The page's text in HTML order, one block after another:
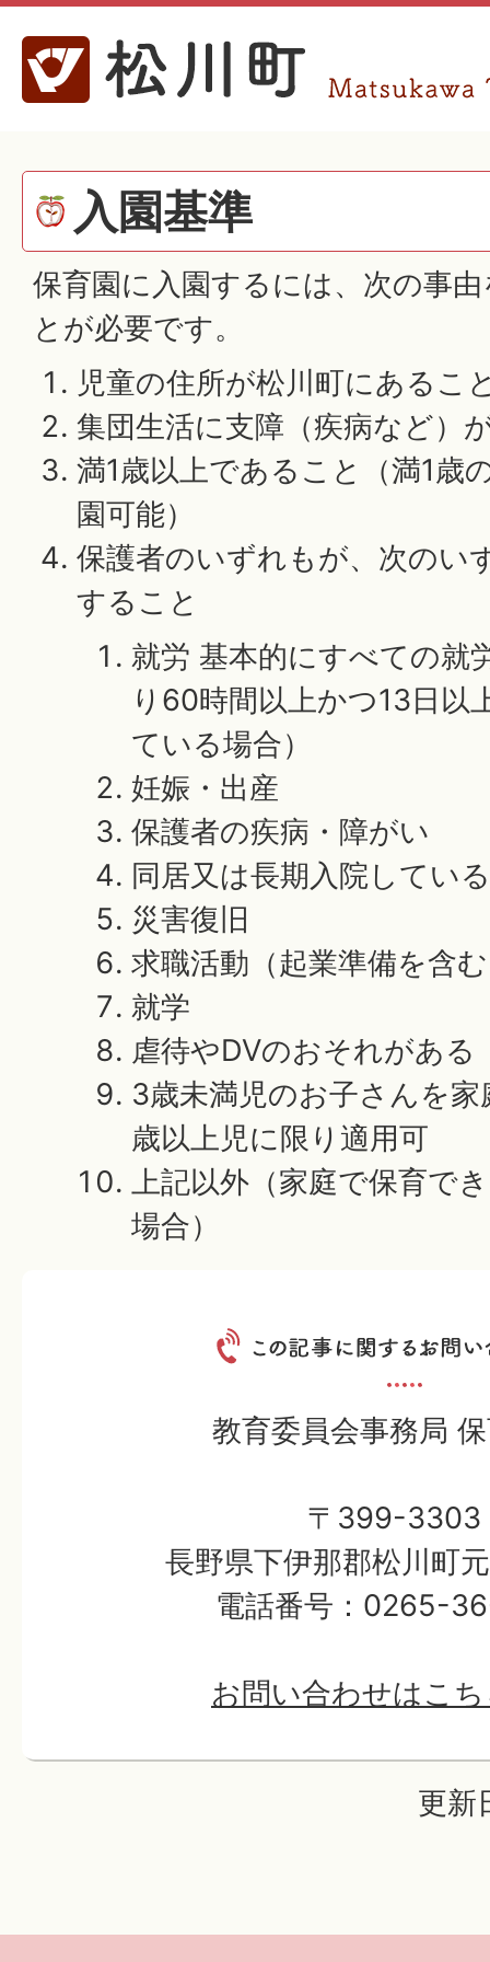
入園基準
保育園に入園するには、次の事
とが必要です。
児童の住所が松川町にあるこ
集団生活に支障（疾病など）
満1歳以上であること（満1歳
園可能）
保護者のいずれもが、次のい
すること
就労 基本的にすべての就
り60時間以上かつ13日以
ている場合）
妊娠・出産
保護者の疾病・障がい
同居又は長期入院してい
災害復旧
求職活動（起業準備を含
就学
虐待やDVのおそれがある
3歳未満児のお子さんを
歳以上児に限り適用可
上記以外（家庭で保育で
場合）
教育委員会事務局
〒399-3303
長野県下伊那郡松川町
電話番号：0265-
お問い合わせはこ
更新